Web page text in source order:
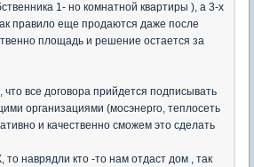
1- но комнатной квартиры ), а 3-х
правило еще продаются даже после
площадь и решение остается за
все договора прийдется подписывать
организациями (мосэнерго, теплосеть
и качественно сможем это сделать
то наврядли кто -то нам отдаст дом , так